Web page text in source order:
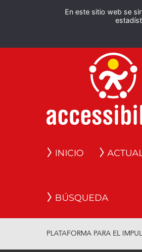
En este sitio web se
INICIO
BÚSQUEDA
PLATAFORMA PARA EL